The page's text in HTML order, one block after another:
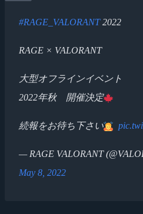
#RAGE_VALORANT2022
RAGE × VALORANT
大型オフラインイベント
2022年秋 開催決定
続報をお待ち下さい
— RAGE VALORANT
May 8, 2022